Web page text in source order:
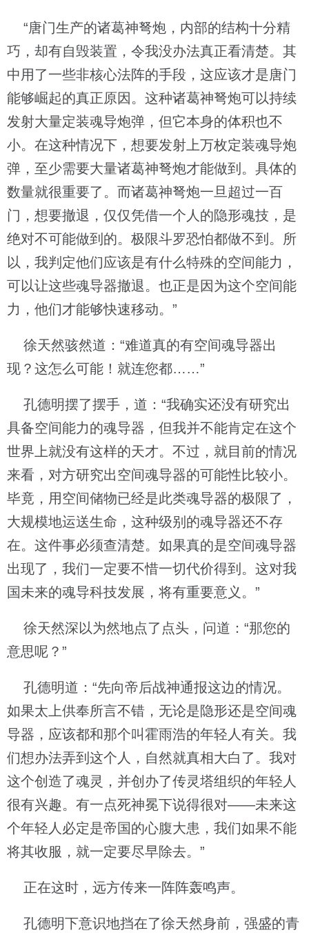
“唐门生产的诸葛神弩炮，内部的结构十分精
巧，却有自毁装置，令我没办法真正看清楚。其
中用了一些非核心法阵的手段，这应该才是唐门
能够崛起的真正原因。这种诸葛神弩炮可以持续
发射大量定装魂导炮弹，但它本身的体积也不
小。在这种情况下，想要发射上万枚定装魂导炮
弹，至少需要大量诸葛神弩炮才能做到。具体的
数量就很重要了。而诸葛神弩炮一旦超过一百
门，想要撤退，仅仅凭借一个人的隐形魂技，是
绝对不可能做到的。极限斗罗恐怕都做不到。所
以，我判定他们应该是有什么特殊的空间能力，
可以让这些魂导器撤退。也正是因为这个空间能
力，他们才能够快速移动。”
徐天然骇然道：“难道真的有空间魂导器出
现？这怎么可能！就连您都……”
孔德明摆了摆手，道：“我确实还没有研究出
具备空间能力的魂导器，但我并不能肯定在这个
世界上就没有这样的天才。不过，就目前的情况
来看，对方研究出空间魂导器的可能性比较小。
毕竟，用空间储物已经是此类魂导器的极限了，
大规模地运送生命，这种级别的魂导器还不存
在。这件事必须查清楚。如果真的是空间魂导器
出现了，我们一定要不惜一切代价得到。这对我
国未来的魂导科技发展，将有重要意义。”
徐天然深以为然地点了点头，问道：“那您的
意思呢？”
孔德明道：“先向帝后战神通报这边的情况。
如果太上供奉所言不错，无论是隐形还是空间魂
导器，应该都和那个叫霍雨浩的年轻人有关。我
们想办法弄到这个人，自然就真相大白了。我对
这个创造了魂灵，并创办了传灵塔组织的年轻人
很有兴趣。有一点死神冕下说得很对——未来这
个年轻人必定是帝国的心腹大患，我们如果不能
将其收服，就一定要尽早除去。”
正在这时，远方传来一阵阵轰鸣声。
孔德明下意识地挡在了徐天然身前，强盛的青